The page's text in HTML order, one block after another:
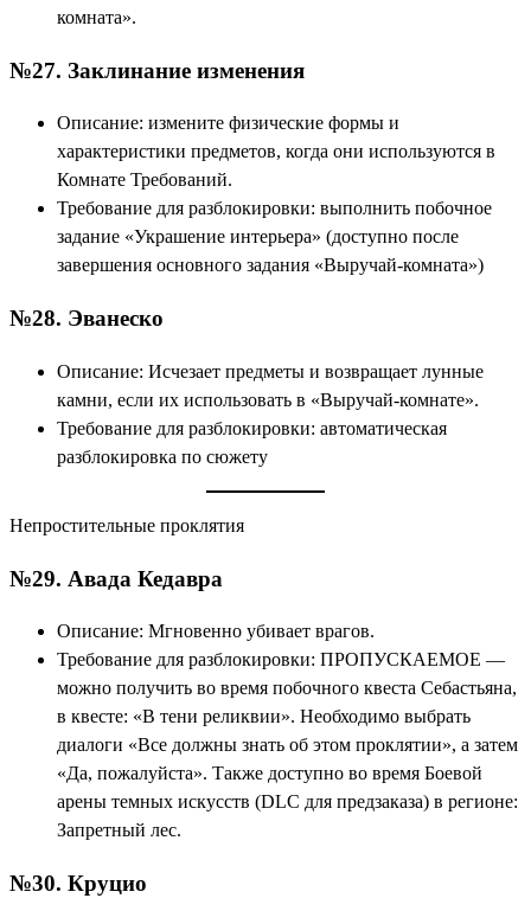
комната».
№27. Заклинание изменения
Описание: измените физические формы и
характеристики предметов, когда они используются в
Комнате Требований.
Требование для разблокировки: выполнить побочное
задание «Украшение интерьера» (доступно после
завершения основного задания «Выручай-комната»)
№28. Эванеско
Описание: Исчезает предметы и возвращает лунные
камни, если их использовать в «Выручай-комнате».
Требование для разблокировки: автоматическая
разблокировка по сюжету
Непростительные проклятия
№29. Авада Кедавра
Описание: Мгновенно убивает врагов.
Требование для разблокировки: ПРОПУСКАЕМОЕ —
можно получить во время побочного квеста Себастьяна,
в квесте: «В тени реликвии». Необходимо выбрать
диалоги «Все должны знать об этом проклятии», а затем
«Да, пожалуйста». Также доступно во время Боевой
арены темных искусств (DLC для предзаказа) в регионе:
Запретный лес.
№30. Круцио